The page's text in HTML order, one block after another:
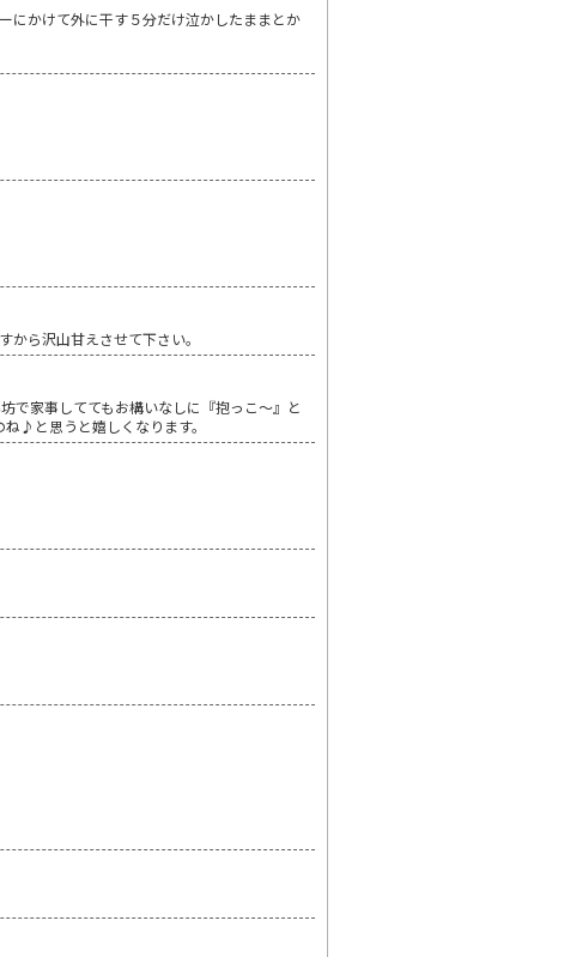
にかけて外に干す５分だけ泣かしたままとか
ら沢山甘えさせて下さい。
で家事しててもお構いなしに『抱っこ～』と
♪と思うと嬉しくなります。